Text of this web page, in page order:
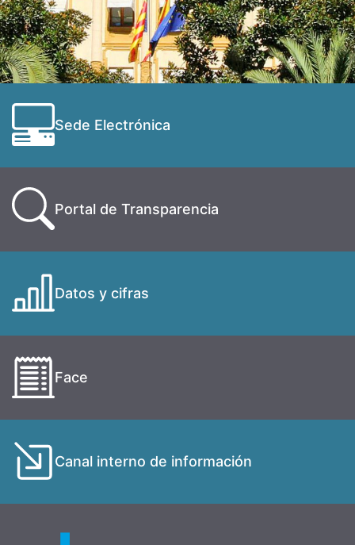
Sede Electrónica
Portal de Transparencia
Datos y cifras
Face
Canal interno de información